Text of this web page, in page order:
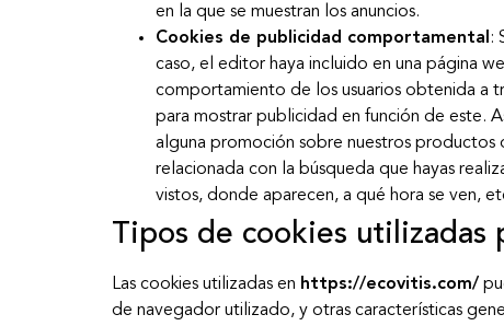
en la que se muestran los anuncios.
Cookies de publicidad comportamental :
caso, el editor haya incluido en una página
comportamiento de los usuarios obtenida a
para mostrar publicidad en función de este.
alguna promoción sobre nuestros productos
relacionada con la búsqueda que hayas
vistos, donde aparecen, a qué hora se ven,
Tipos de cookies
Las cookies utilizadas en https://ecovitis.com/
de navegador utilizado, y otras características